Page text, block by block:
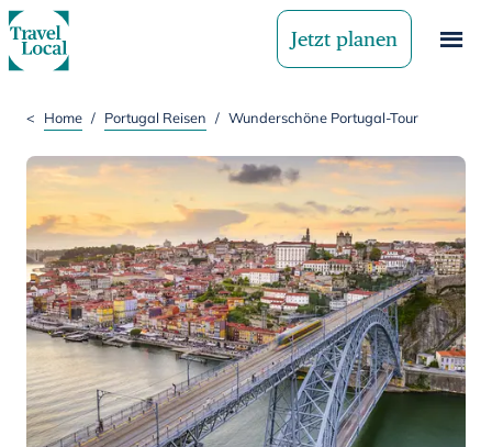
Jetzt planen
< Home / Portugal Reisen / Wunderschöne Portugal-Tour